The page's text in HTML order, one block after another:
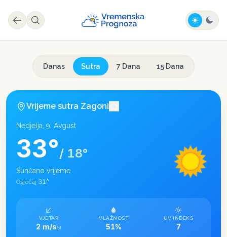
Danas Sutra 7 Dana 15 Dana
Vrijeme sutra Zagoni
Nedjelja, 9. Avgust
33°/ 18°
Sunčano vrijeme
Osjećaj 31°
VJETAR
2 m/sSI
VLAŽNOST
51%
UV INDEKS
7